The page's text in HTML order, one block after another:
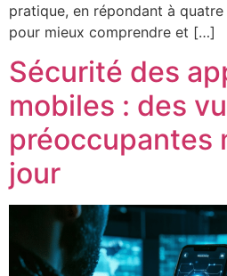
pratique, en répondant à
pour mieux comprendre et […]
Sécurité des
mobiles : des
préoccupantes
jour